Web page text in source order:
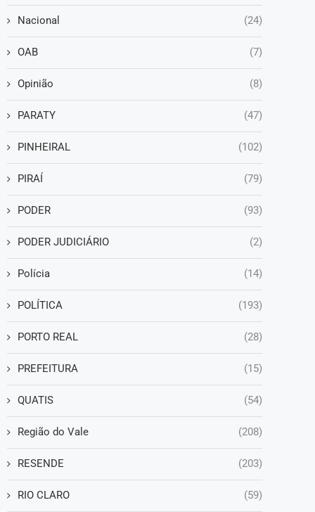
Nacional (24)
OAB (7)
Opinião (8)
PARATY (47)
PINHEIRAL (102)
PIRAÍ (79)
PODER (93)
PODER JUDICIÁRIO (2)
Polícia (14)
POLÍTICA (193)
PORTO REAL (28)
PREFEITURA (15)
QUATIS (54)
Região do Vale (208)
RESENDE (203)
RIO CLARO (59)